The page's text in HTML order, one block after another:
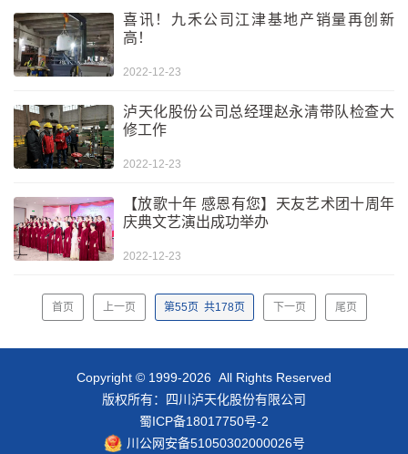
喜讯！九禾公司江津基地产销量再创新
高！
2022-12-23
泸天化股份公司总经理赵永清带队检查大
修工作
2022-12-23
【放歌十年 感恩有您】天友艺术团十周年
庆典文艺演出成功举办
2022-12-23
首页 上一页 第55页 共178页 下一页 尾页
Copyright © 1999-2026 All Rights Reserved
版权所有：四川泸天化股份有限公司
蜀ICP备18017750号-2
川公网安备51050302000026号